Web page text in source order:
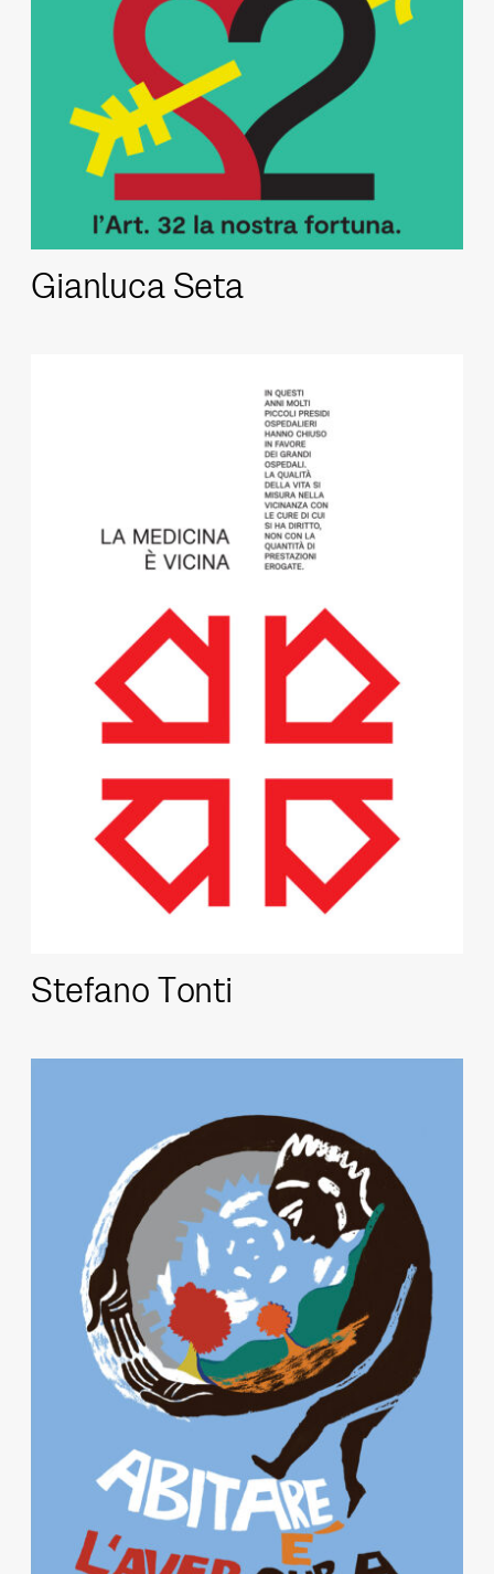
Gianluca Seta
Stefano Tonti